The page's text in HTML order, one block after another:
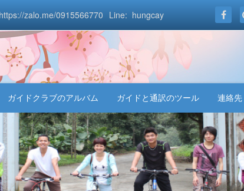
ガイドクラブのアルバム ガイドと通訳のツール 連絡先
zalo.me/0915566770 Line: hungcay